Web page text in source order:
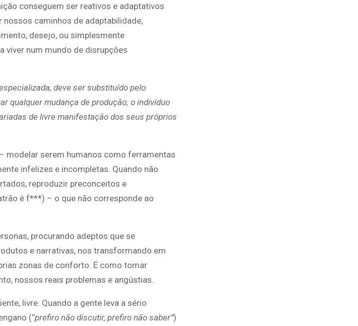
conseguem ser reativos e adaptativos
nossos caminhos de adaptabilidade,
desejo, ou simplesmente
viver num mundo de disrupções
deve ser substituído pelo
qualquer mudança de produção; o indivíduo
de livre manifestação dos seus próprios
modelar serem humanos como ferramentas
infelizes e incompletas. Quando não
reproduzir preconceitos e
é f***) – o que não corresponde ao
procurando adeptos que se
e narrativas, nos transformando em
zonas de conforto. É como tomar
nossos reais problemas e angústias.
livre. Quando a gente leva a sério
(“prefiro não discutir, prefiro não saber”)